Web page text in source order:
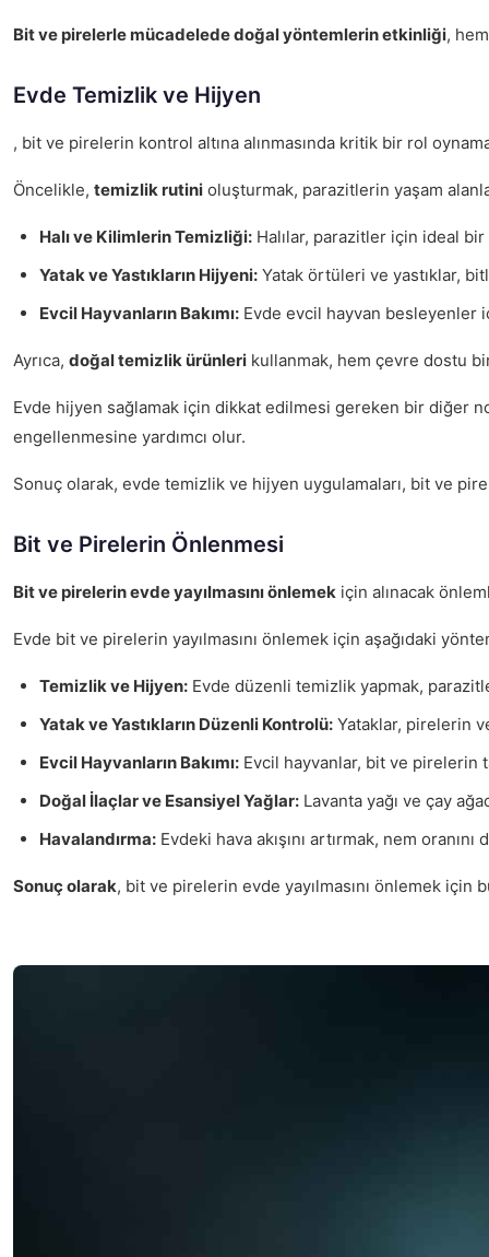
Bit ve pirelerle mücadelede doğal yöntemlerin etkinliği,
Evde Temizlik ve Hijyen
, bit ve pirelerin kontrol altına alınmasında kritik bir rol
Öncelikle, temizlik rutini oluşturmak, parazitlerin yaşam
Halı ve Kilimlerin Temizliği: Halılar, parazitler için ideal
Yatak ve Yastıkların Hijyeni: Yatak örtüleri ve yastıklar,
Evcil Hayvanların Bakımı: Evde evcil hayvan besleyenler
Ayrıca, doğal temizlik ürünleri kullanmak, hem çevre dostu
Evde hijyen sağlamak için dikkat edilmesi gereken bir diğer
engellenmesine yardımcı olur.
Sonuç olarak, evde temizlik ve hijyen uygulamaları, bit ve
Bit ve Pirelerin Önlenmesi
Bit ve pirelerin evde yayılmasını önlemek için alınacak
Evde bit ve pirelerin yayılmasını önlemek için aşağıdaki
Temizlik ve Hijyen: Evde düzenli temizlik yapmak,
Yatak ve Yastıkların Düzenli Kontrolü: Yataklar, pirelerin
Evcil Hayvanların Bakımı: Evcil hayvanlar, bit ve pirelerin
Doğal İlaçlar ve Esansiyel Yağlar: Lavanta yağı ve çay
Havalandırma: Evdeki hava akışını artırmak, nem
Sonuç olarak, bit ve pirelerin evde yayılmasını önlemek için